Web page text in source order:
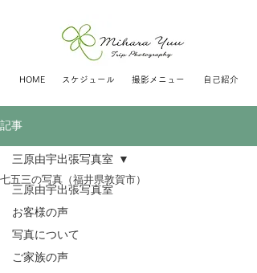
HOME スケジュール 撮影メニュー 自己紹介
記事
三原由宇出張写真室
お客様の声
写真について
ご家族の声
三原由宇出張写真室
七五三の写真（福井県敦賀市）